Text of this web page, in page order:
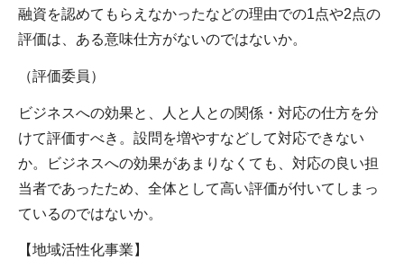
融資を認めてもらえなかったなどの理由での1点や2点の
評価は、ある意味仕方がないのではないか。
（評価委員）
ビジネスへの効果と、人と人との関係・対応の仕方を分
けて評価すべき。設問を増やすなどして対応できない
か。ビジネスへの効果があまりなくても、対応の良い担
当者であったため、全体として高い評価が付いてしまっ
ているのではないか。
【地域活性化事業】